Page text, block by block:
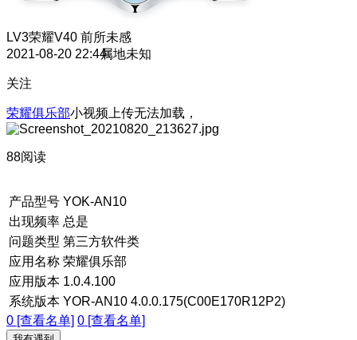
LV3荣耀V40 前所未感
2021-08-20 22:44属地未知
关注
荣耀俱乐部小视频上传无法加载，
88阅读
产品型号 YOK-AN10
出现频率 总是
问题类型 第三方软件类
应用名称 荣耀俱乐部
应用版本 1.0.4.100
系统版本 YOR-AN10 4.0.0.175(C00E170R12P2)
0 [查看名单] 0 [查看名单]